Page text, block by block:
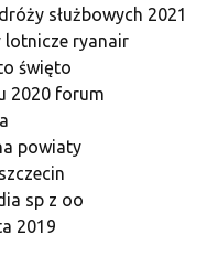
służbowych 2021
lotnicze ryanair
święto
2020 forum
powiaty
sp z oo
2019